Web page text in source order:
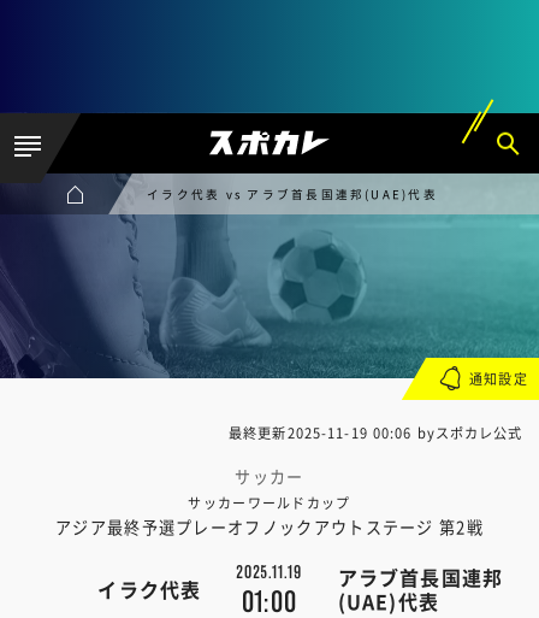
イラク代表 vs アラブ首長国連邦(UAE)代表
最終更新2025-11-19 00:06 byスポカレ公式
サッカー
サッカーワールドカップ
アジア最終予選プレーオフノックアウトステージ 第2戦
イラク代表
2025.11.19
01:00
アラブ首長国連邦
(UAE)代表
通知設定